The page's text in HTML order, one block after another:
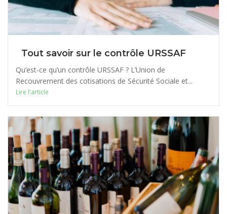
Tout savoir sur le contrôle URSSAF
Qu’est-ce qu’un contrôle URSSAF ? L’Union de
Recouvrement des cotisations de Sécurité Sociale et...
Lire l'article